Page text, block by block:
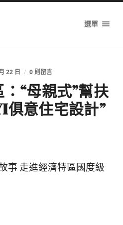
選單
22 日 / 0 則留言
“母親式”幫扶
俱意住宅設計”
走進經濟特區國度級